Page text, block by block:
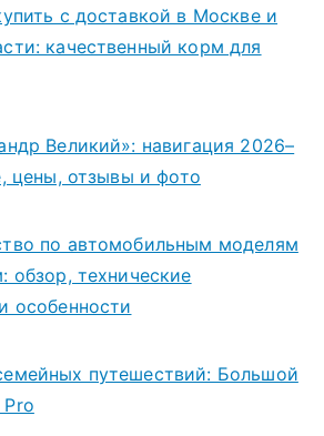
с доставкой в Москве и
качественный корм для
Великий»: навигация 2026–
цены, отзывы и фото
по автомобильным моделям
обзор, технические
особенности
путешествий: Большой
Pro